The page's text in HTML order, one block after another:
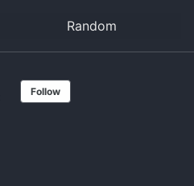
Random
Follow